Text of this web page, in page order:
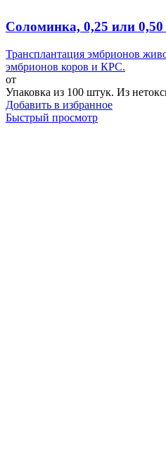
Соломинка, 0,25 или
Трансплантация эмбрионов
эмбрионов коров и КРС.
от
Упаковка из 100 штук. Из
Добавить в избранное
Быстрый просмотр